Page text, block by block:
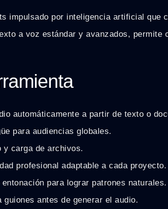
impulsado por inteligencia artificial
a voz estándar y avanzados,
automáticamente a partir de texto o
para audiencias globales.
y carga de archivos.
profesional adaptable a cada proyecto.
para lograr patrones naturales.
antes de generar el audio.